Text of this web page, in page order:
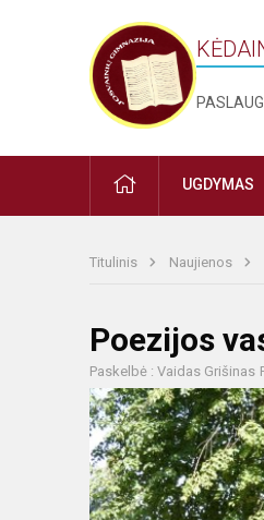
PRADŽIAUGDYMAS
Titulinis Naujienos
Poezijos
Paskelbė : Vaidas Grišinas